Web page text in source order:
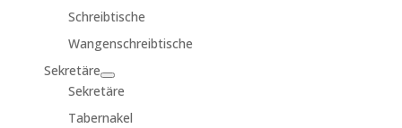
Schreibtische
Wangenschreibtische
Sekretäre
Sekretäre
Tabernakel